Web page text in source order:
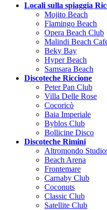
Locali sulla spiaggia
Mojito Beach
Flamingo Beach
Opera Beach Club
Malindi Beach
Beky Bay
Hyper Beach
Samsara Beach
Discoteche Riccione
Peter Pan Club
Villa Delle Rose
Cocoricò
Baia Imperiale
Byblos Club
Bollicine Disco
Discoteche Rimini
Altromondo
Beach Arena
Frontemare
Carnaby Club
Coconuts
Classic Club
Satellite Club